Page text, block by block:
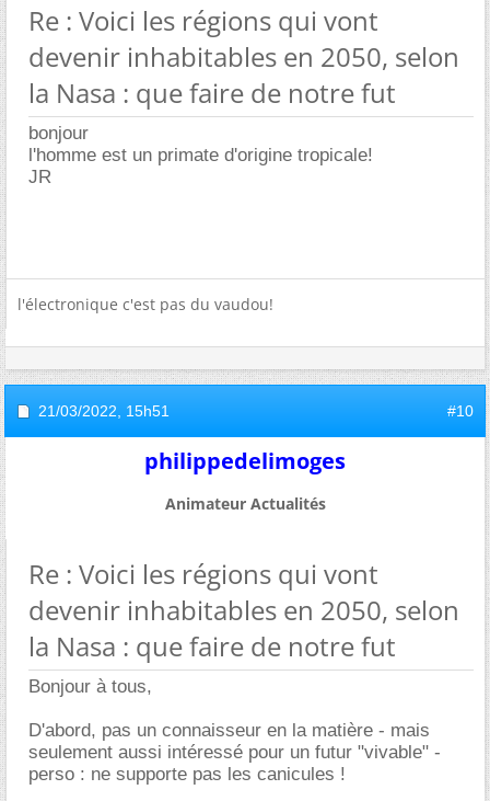
Re : Voici les régions qui vont
devenir inhabitables en 2050, selon
la Nasa : que faire de notre fut
bonjour
l'homme est un primate d'origine tropicale!
JR
l'électronique c'est pas du vaudou!
21/03/2022, 15h51 #10
philippedelimoges
Animateur Actualités
Re : Voici les régions qui vont
devenir inhabitables en 2050, selon
la Nasa : que faire de notre fut
Bonjour à tous,
D'abord, pas un connaisseur en la matière - mais
seulement aussi intéressé pour un futur "vivable" -
perso : ne supporte pas les canicules !